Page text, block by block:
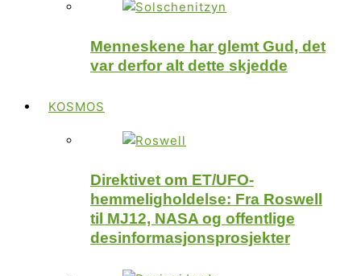
Menneskene har glemt Gud, det
var derfor alt dette skjedde
KOSMOS
Direktivet om ET/UFO-
hemmeligholdelse: Fra Roswell
til MJ12, NASA og offentlige
desinformasjonsprosjekter